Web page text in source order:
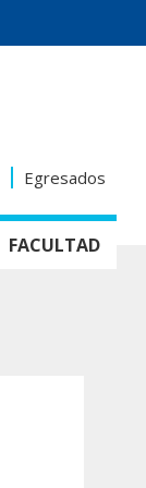
Egresados
FACULTAD